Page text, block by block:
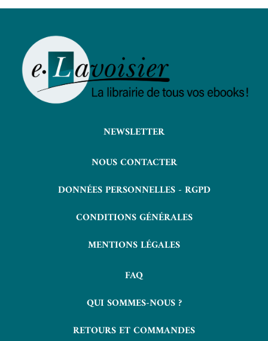
NEWSLETTER
NOUS CONTACTER
DONNÉES PERSONNELLES - RGPD
CONDITIONS GÉNÉRALES
MENTIONS LÉGALES
FAQ
QUI SOMMES-NOUS ?
RETOURS ET COMMANDES